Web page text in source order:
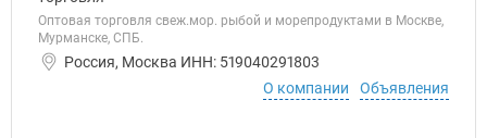
Оптовая торговля свеж.мор. рыбой и морепродуктами в Москве,
Мурманске, СПБ.
Россия, Москва ИНН: 519040291803
О компании
Объявления